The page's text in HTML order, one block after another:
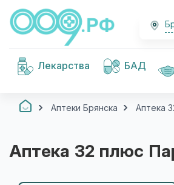
Лекарства БАД
Аптеки Брянска Аптека
Аптека 32 плюс